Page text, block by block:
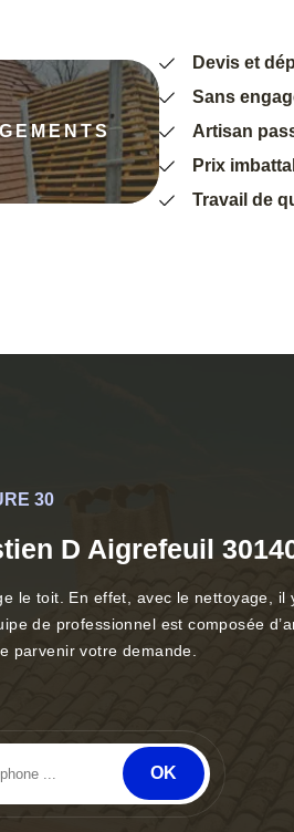
Devis et
Sans
Artisan
Prix
Travail de
30
D Aigrefeuil
le toit. En effet, avec le nettoyage, il
de professionnel est composée
parvenir votre demande.